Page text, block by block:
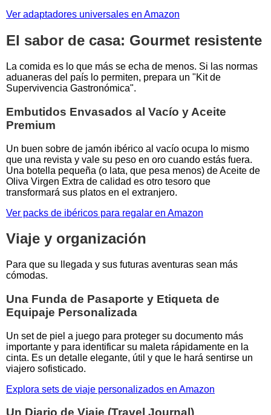
Ver adaptadores universales en Amazon
El sabor de casa: Gourmet resistente
La comida es lo que más se echa de menos. Si las normas
aduaneras del país lo permiten, prepara un "Kit de
Supervivencia Gastronómica".
Embutidos Envasados al Vacío y Aceite
Premium
Un buen sobre de jamón ibérico al vacío ocupa lo mismo
que una revista y vale su peso en oro cuando estás fuera.
Una botella pequeña (o lata, que pesa menos) de Aceite de
Oliva Virgen Extra de calidad es otro tesoro que
transformará sus platos en el extranjero.
Ver packs de ibéricos para regalar en Amazon
Viaje y organización
Para que su llegada y sus futuras aventuras sean más
cómodas.
Una Funda de Pasaporte y Etiqueta de
Equipaje Personalizada
Un set de piel a juego para proteger su documento más
importante y para identificar su maleta rápidamente en la
cinta. Es un detalle elegante, útil y que le hará sentirse un
viajero sofisticado.
Explora sets de viaje personalizados en Amazon